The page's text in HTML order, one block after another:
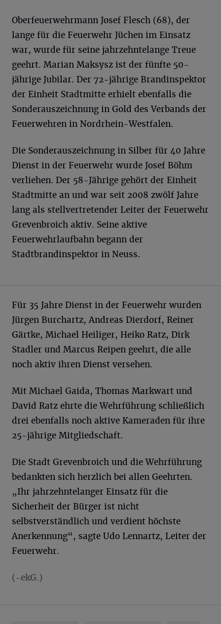
Oberfeuerwehrmann Josef Flesch (68), der
lange für die Feuerwehr Jüchen im Einsatz
war, wurde für seine jahrzehntelange Treue
geehrt. Marian Maksysz ist der fünfte 50-
jährige Jubilar. Der 72-jährige Brandinspektor
der Einheit Stadtmitte erhielt ebenfalls die
Sonderauszeichnung in Gold des Verbands der
Feuerwehren in Nordrhein-Westfalen.
Die Sonderauszeichnung in Silber für 40 Jahre
Dienst in der Feuerwehr wurde Josef Böhm
verliehen. Der 58-Jährige gehört der Einheit
Stadtmitte an und war seit 2008 zwölf Jahre
lang als stellvertretender Leiter der Feuerwehr
Grevenbroich aktiv. Seine aktive
Feuerwehrlaufbahn begann der
Stadtbrandinspektor in Neuss.
Für 35 Jahre Dienst in der Feuerwehr wurden
Jürgen Burchartz, Andreas Dierdorf, Reiner
Gärtke, Michael Heiliger, Heiko Ratz, Dirk
Stadler und Marcus Reipen geehrt, die alle
noch aktiv ihren Dienst versehen.
Mit Michael Gaida, Thomas Markwart und
David Ratz ehrte die Wehrführung schließlich
drei ebenfalls noch aktive Kameraden für ihre
25-jährige Mitgliedschaft.
Die Stadt Grevenbroich und die Wehrführung
bedankten sich herzlich bei allen Geehrten.
„Ihr jahrzehntelanger Einsatz für die
Sicherheit der Bürger ist nicht
selbstverständlich und verdient höchste
Anerkennung“, sagte Udo Lennartz, Leiter der
Feuerwehr.
(-ekG.)